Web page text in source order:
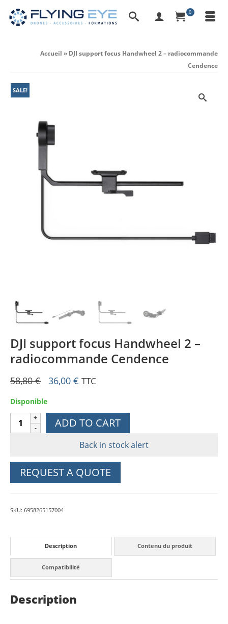
0
Accueil » DJI support focus Handwheel 2 – radiocommande
Cendence
SALE!
DJI support focus Handwheel 2 –
radiocommande Cendence
58,80€
Original
58,80 €.
36,00 € Current
36,00 €.
TTC
Disponible
DJI
support
quantity
ADD TO CART
Back in stock alert
REQUEST A QUOTE
SKU: 6958265157004
Description Contenu du produit
Compatibilité
Description